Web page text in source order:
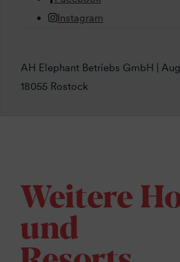
Instagram
AH Elephant Betriebs GmbH |
18055 Rostock
Weitere
und